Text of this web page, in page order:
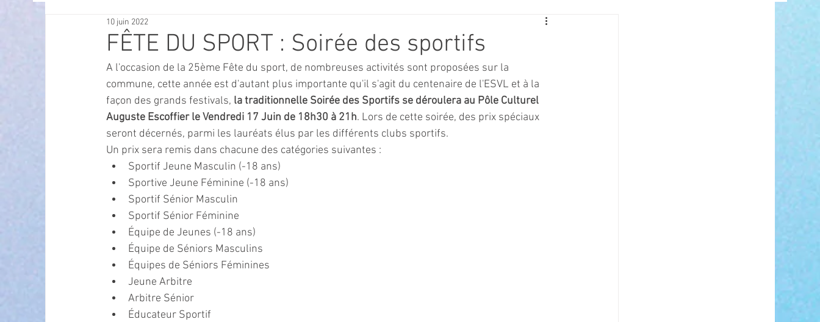
OFFRES D'EMPLOI
ECO MOBILITE PETITE ENFANCE TOURISME ARCHIVES ET PATRIMOINE
Instruction Publique & Familles PRESSE TRANSPORT SENIORS Activité culture & musique
FETES & MANIFESTATIONS SECURITE HANDICAP
POLE CULTUREL AUGUSTE ESCOFFIER
FÊTE DU SPORT : Soirée des sportifs
10 juin 2022
A l'occasion de la 25ème Fête du sport, de nombreuses activités sont proposées sur la
commune, cette année est d'autant plus importante qu'il s'agit du centenaire de l'ESVL et à la
façon des grands festivals, la traditionnelle Soirée des Sportifs se déroulera au Pôle Culturel
Auguste Escoffier le Vendredi 17 Juin de 18h30 à 21h. Lors de cette soirée, des prix spéciaux
seront décernés, parmi les lauréats élus par les différents clubs sportifs.
Un prix sera remis dans chacune des catégories suivantes :
Sportif Jeune Masculin (-18 ans)
Sportive Jeune Féminine (-18 ans)
Sportif Sénior Masculin
Sportif Sénior Féminine
Équipe de Jeunes (-18 ans)
Équipe de Séniors Masculins
Équipes de Séniors Féminines
Jeune Arbitre
Arbitre Sénior
Éducateur Sportif